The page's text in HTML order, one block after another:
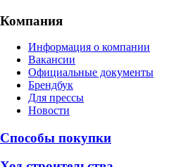
Компания
Информация о компании
Вакансии
Официальные документы
Брендбук
Для прессы
Новости
Способы покупки